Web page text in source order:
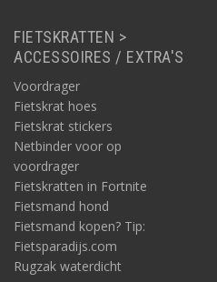
FIETSKRATTEN >
ACCESSOIRES / EXTRA'S
Voordrager
Fietskrat hoes
Fietskrat stickers
Netbinder voor op
voordrager
Fietskratten in Fortnite
Fietsmand hond
Fietsmand kopen? Tip:
Fietsparadijs.com
Rugzak waterdicht